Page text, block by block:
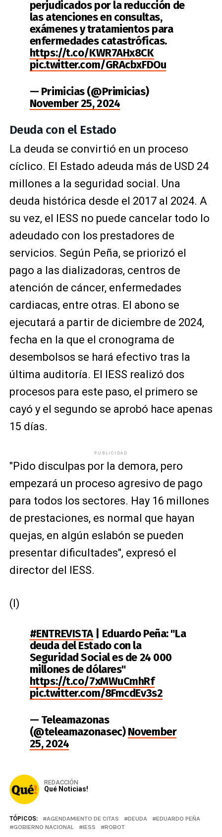
perjudicados por la reducción de
las atenciones en consultas,
exámenes y tratamientos para
enfermedades catastróficas.
https://t.co/KWR7AHx8CK
pic.twitter.com/GRAcbxFDOu
— Primicias (@Primicias)
November 25, 2024
Deuda con el Estado
La deuda se convirtió en un proceso
cíclico. El Estado adeuda más de USD 24
millones a la seguridad social. Una
deuda histórica desde el 2017 al 2024. A
su vez, el IESS no puede cancelar todo lo
adeudado con los prestadores de
servicios. Según Peña, se priorizó el
pago a las dializadoras, centros de
atención de cáncer, enfermedades
cardiacas, entre otras. El abono se
ejecutará a partir de diciembre de 2024,
fecha en la que el cronograma de
desembolsos se hará efectivo tras la
última auditoría. El IESS realizó dos
procesos para este paso, el primero se
cayó y el segundo se aprobó hace apenas
15 días.
PUBLICIDAD
"Pido disculpas por la demora, pero
empezará un proceso agresivo de pago
para todos los sectores. Hay 16 millones
de prestaciones, es normal que hayan
quejas, en algún eslabón se pueden
presentar dificultades", expresó el
director del IESS.
(I)
#ENTREVISTA| Eduardo Peña: "La
deuda del Estado con la
Seguridad Social es de 24 000
millones de dólares"
https://t.co/7xMWuCmhRf
pic.twitter.com/8FmcdEv3s2
— Teleamazonas
(@teleamazonasec)November
25, 2024
REDACCIÓN
Qué Noticias!
TÓPICOS: AGENDAMIENTO DE CITAS DEUDA
EDUARDO PEÑA
GOBIERNO NACIONAL
IESS ROBOT